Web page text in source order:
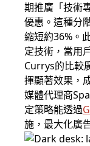
期推廣「技術
優惠。這種分
縮短約36%。
定技術，當用
Currys的比較
揮顯著效果，
媒體代理商
定策略能透過
施，最大化廣